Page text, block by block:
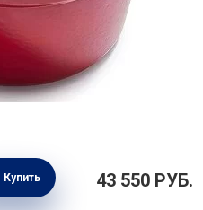
24 см, объем 4,7 л,
12502406
Купить 43 550 РУБ.